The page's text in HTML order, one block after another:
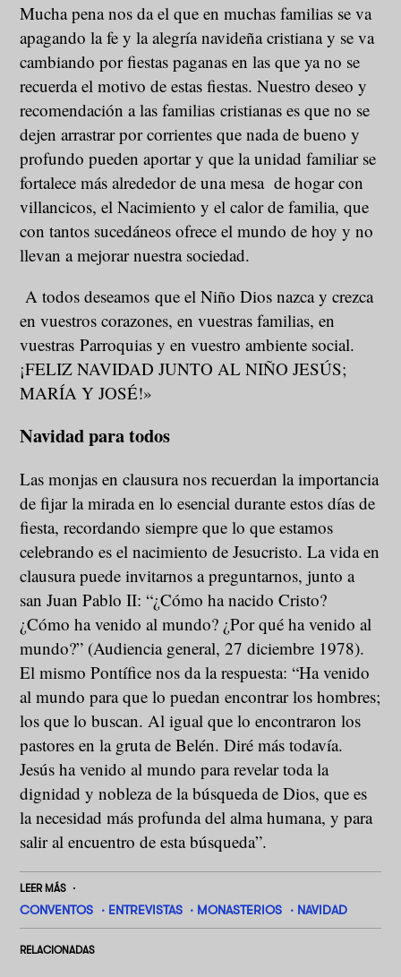
Mucha pena nos da el que en muchas familias se va
apagando la fe y la alegría navideña cristiana y se va
cambiando por fiestas paganas en las que ya no se
recuerda el motivo de estas fiestas. Nuestro deseo y
recomendación a las familias cristianas es que no se
dejen arrastrar por corrientes que nada de bueno y
profundo pueden aportar y que la unidad familiar se
fortalece más alrededor de una mesa de hogar con
villancicos, el Nacimiento y el calor de familia, que
con tantos sucedáneos ofrece el mundo de hoy y no
llevan a mejorar nuestra sociedad.
A todos deseamos que el Niño Dios nazca y crezca
en vuestros corazones, en vuestras familias, en
vuestras Parroquias y en vuestro ambiente social.
¡FELIZ NAVIDAD JUNTO AL NIÑO JESÚS;
MARÍA Y JOSÉ!»
Navidad para todos
Las monjas en clausura nos recuerdan la importancia
de fijar la mirada en lo esencial durante estos días de
fiesta, recordando siempre que lo que estamos
celebrando es el nacimiento de Jesucristo. La vida en
clausura puede invitarnos a preguntarnos, junto a
san Juan Pablo II: “¿Cómo ha nacido Cristo?
¿Cómo ha venido al mundo? ¿Por qué ha venido al
mundo?” (Audiencia general, 27 diciembre 1978).
El mismo Pontífice nos da la respuesta: “Ha venido
al mundo para que lo puedan encontrar los hombres;
los que lo buscan. Al igual que lo encontraron los
pastores en la gruta de Belén. Diré más todavía.
Jesús ha venido al mundo para revelar toda la
dignidad y nobleza de la búsqueda de Dios, que es
la necesidad más profunda del alma humana, y para
salir al encuentro de esta búsqueda”.
LEER MÁS
CONVENTOS ENTREVISTAS MONASTERIOS NAVIDAD
RELACIONADAS